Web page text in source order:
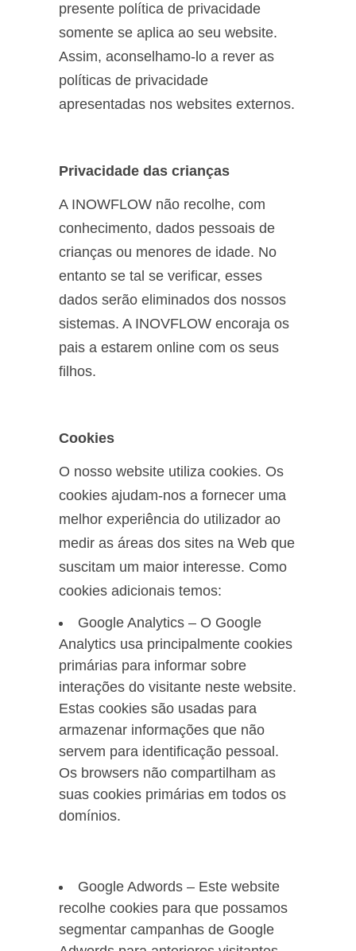
presente política de privacidade
somente se aplica ao seu website.
Assim, aconselhamo-lo a rever as
políticas de privacidade
apresentadas nos websites externos.
Privacidade das crianças
A INOWFLOW não recolhe, com
conhecimento, dados pessoais de
crianças ou menores de idade. No
entanto se tal se verificar, esses
dados serão eliminados dos nossos
sistemas. A INOVFLOW encoraja os
pais a estarem online com os seus
filhos.
Cookies
O nosso website utiliza cookies. Os
cookies ajudam-nos a fornecer uma
melhor experiência do utilizador ao
medir as áreas dos sites na Web que
suscitam um maior interesse. Como
cookies adicionais temos:
Google Analytics – O Google
Analytics usa principalmente cookies
primárias para informar sobre
interações do visitante neste website.
Estas cookies são usadas para
armazenar informações que não
servem para identificação pessoal.
Os browsers não compartilham as
suas cookies primárias em todos os
domínios.
Google Adwords – Este website
recolhe cookies para que possamos
segmentar campanhas de Google